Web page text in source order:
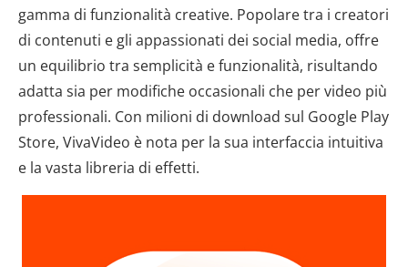
gamma di funzionalità creative. Popolare tra i creatori
di contenuti e gli appassionati dei social media, offre
un equilibrio tra semplicità e funzionalità, risultando
adatta sia per modifiche occasionali che per video più
professionali. Con milioni di download sul Google Play
Store, VivaVideo è nota per la sua interfaccia intuitiva
e la vasta libreria di effetti.